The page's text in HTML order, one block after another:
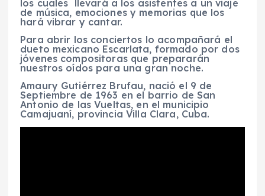
los cuales llevará a los asistentes a un viaje
de música, emociones y memorias que los
hará vibrar y cantar.
Para abrir los conciertos lo acompañará el
dueto mexicano Escarlata, formado por dos
jóvenes compositoras que prepararán
nuestros oídos para una gran noche.
Amaury Gutiérrez Brufau, nació el 9 de
Septiembre de 1963 en el barrio de San
Antonio de las Vueltas, en el municipio
Camajuaní, provincia Villa Clara, Cuba.